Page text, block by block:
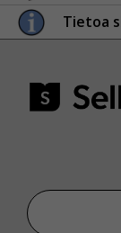
Tietoa